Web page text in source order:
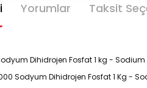
Yorumlar Taksit
Dihidrojen Fosfat 1 kg -
Sodyum Dihidrojen Fosfat 1 Kg -